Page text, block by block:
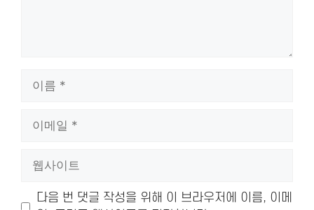
다음 번 댓글 작성을 위해 이 브라우저에 이름, 이메